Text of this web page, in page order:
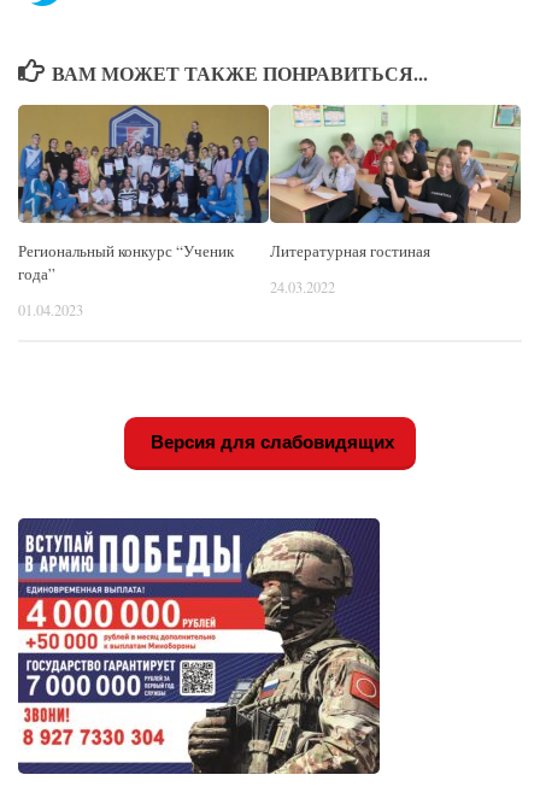
ВАМ МОЖЕТ ТАКЖЕ ПОНРАВИТЬСЯ...
Региональный конкурс “Ученик
года”
01.04.2023
Литературная гостиная
24.03.2022
Версия для слабовидящих